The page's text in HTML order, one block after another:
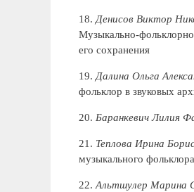
18.Денисов Виктор
Музыкально-
его сохранения
19.Далина Ольга
фольклор в звуковых
20. Баранкевич Лилия
21. Теплова Ирина
музыкального
22.Альтшулер Марина